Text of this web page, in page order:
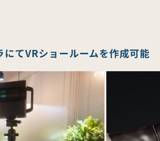
てVRショールームを作成可能